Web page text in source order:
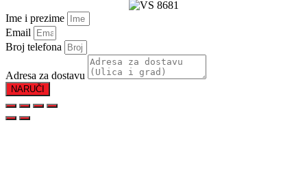
Ime i prezime
Email
Broj telefona
Adresa za dostavu
NARUČI